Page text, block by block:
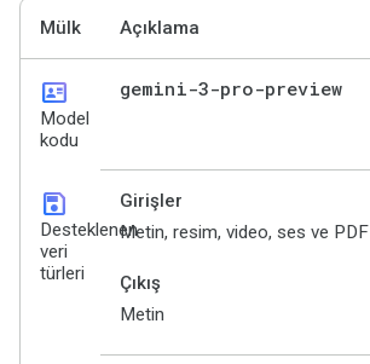
Mülk Açıklama
id_card
Model
kodu
gemini-3-pro-preview
save
Desteklenen
veri
türleri
Girişler
Metin, resim, video, ses ve PDF
Çıkış
Metin